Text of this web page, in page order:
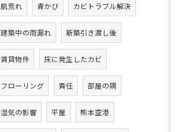
肌荒れ 青かび カビトラブル解決
建築中の雨漏れ 新築引き渡し後
賃貸物件 床に発生したカビ
フローリング 責任 部屋の隅
湿気の影響 平屋 熊本空港